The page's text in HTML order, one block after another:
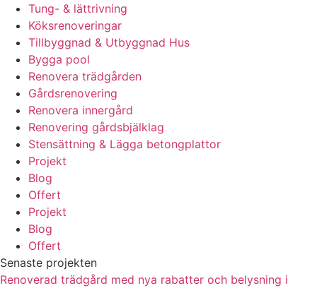
Tung- & lättrivning
Köksrenoveringar
Tillbyggnad & Utbyggnad Hus
Bygga pool
Renovera trädgården
Gårdsrenovering
Renovera innergård
Renovering gårdsbjälklag
Stensättning & Lägga betongplattor
Projekt
Blog
Offert
Projekt
Blog
Offert
Senaste projekten
Renoverad trädgård med nya rabatter och belysning i